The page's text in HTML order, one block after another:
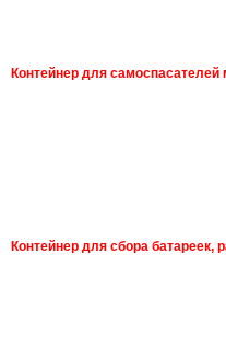
Контейнер для самоспасателей
Контейнер для сбора батареек,